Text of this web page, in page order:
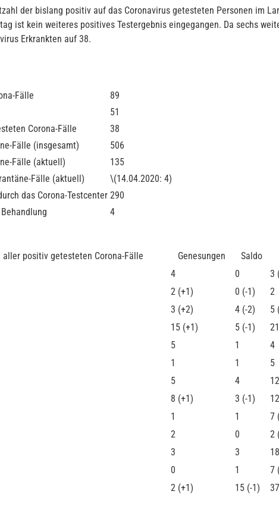
der bislang positiv auf das Coronavirus getesteten Personen im
ist kein weiteres positives Testergebnis eingegangen. Da sechs
Erkrankten auf 38.
Fälle
89
51
Corona-Fälle
38
Fälle (insgesamt)
506
Fälle (aktuell)
135
Fälle (aktuell)
\(14.04.2020: 4)
das Corona-Testcenter 290
4
aller positiv getesteten Corona-Fälle Genesungen Saldo
4 0
3
2 (+1) 0 (-1)
2
3 (+2) 4 (-2)
5
15 (+1) 5 (-1)
21
5 1
4
1 1
5
5 4
8 (+1) 3 (-1)
1 1
7
2 0
2
3 3
0 1
7
2 (+1) 15 (-1)